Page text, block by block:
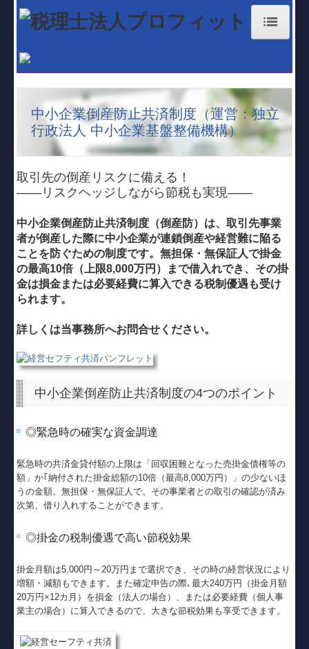
経営理念
業務案内
大分事務所
国東事務所
職員紹介
料金体系
補助金・助成金・融資情報
TKCコンテンツ
個人情報保護方針
リンク集
中小企業倒産防止共済制度（運営：独立
行政法人 中小企業基盤整備機構）
取引先の倒産リスクに備える！
――リスクヘッジしながら節税も実現――
中小企業倒産防止共済制度（倒産防）は、取引先事業
者が倒産した際に中小企業が連鎖倒産や経営難に陥る
ことを防ぐための制度です。無担保・無保証人で掛金
の最高10倍（上限8,000万円）まで借入れでき、その掛
金は損金または必要経費に算入できる税制優遇も受け
られます。
詳しくは当事務所へお問合せください。
中小企業倒産防止共済制度の4つのポイント
◎緊急時の確実な資金調達
緊急時の共済金貸付額の上限は「回収困難となった売掛金債権等の
額」か｢納付された掛金総額の10倍（最高8,000万円）」の少ないほ
うの金額。無担保・無保証人で、その事業者との取引の確認が済み
次第、借り入れすることができます。
◎掛金の税制優遇で高い節税効果
掛金月額は5,000円～20万円まで選択でき、その時の経営状況により
増額・減額もできます。また確定申告の際､最大240万円（掛金月額
20万円×12カ月）を損金（法人の場合）、または必要経費（個人事
業主の場合）に算入できるので、大きな節税効果も享受できます。